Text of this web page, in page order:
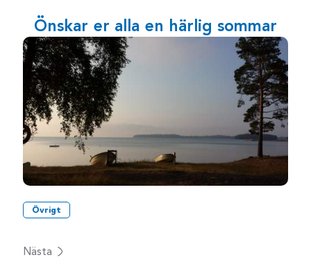
Önskar er alla en härlig sommar
Övrigt
Nästa